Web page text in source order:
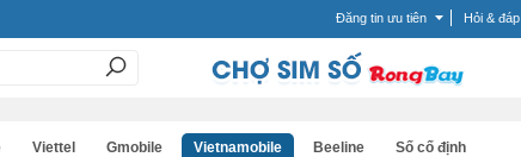
Đăng tin ưu tiên Hỏi & đáp
Viettel Gmobile Vietnamobile Beeline Số cố định